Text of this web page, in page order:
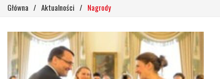
Główna / Aktualności / Nagrody